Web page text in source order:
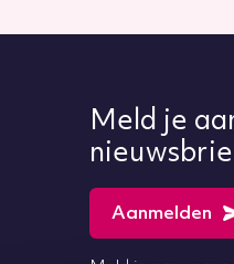
Meld je
Aanmelden